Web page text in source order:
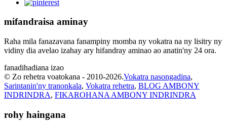
mifandraisa aminay
Raha mila fanazavana fanampiny momba ny vokatra na ny lisitry ny
vidiny dia avelao izahay ary hifandray aminao ao anatin'ny 24 ora.
fanadihadiana izao
© Zo rehetra voatokana - 2010-2026.Vokatra nasongadina,
Sarintanin'ny tranonkala, Vokatra rehetra, BLOG AMBONY
INDRINDRA, FIKAROHANA AMBONY INDRINDRA
rohy haingana